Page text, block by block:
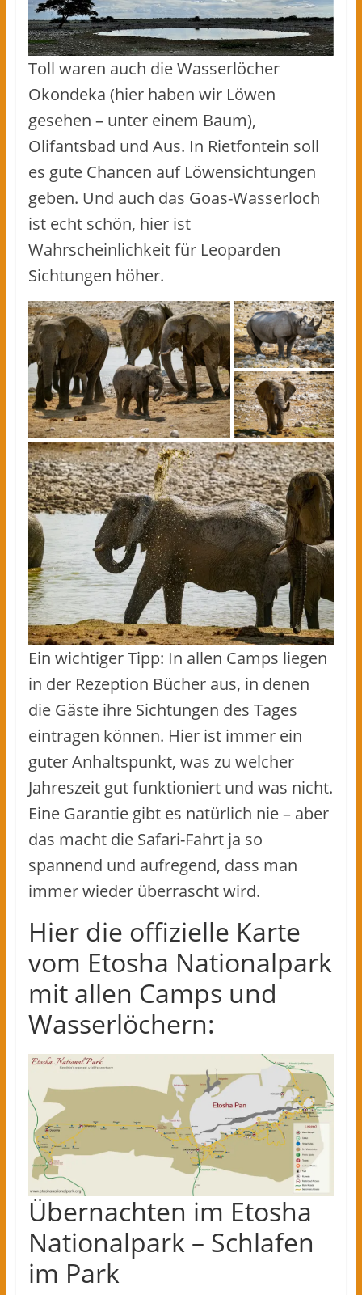
Toll waren auch die Wasserlöcher
Okondeka (hier haben wir Löwen
gesehen – unter einem Baum),
Olifantsbad und Aus. In Rietfontein soll
es gute Chancen auf Löwensichtungen
geben. Und auch das Goas-Wasserloch
ist echt schön, hier ist
Wahrscheinlichkeit für Leoparden
Sichtungen höher.
Ein wichtiger Tipp: In allen Camps liegen
in der Rezeption Bücher aus, in denen
die Gäste ihre Sichtungen des Tages
eintragen können. Hier ist immer ein
guter Anhaltspunkt, was zu welcher
Jahreszeit gut funktioniert und was nicht.
Eine Garantie gibt es natürlich nie – aber
das macht die Safari-Fahrt ja so
spannend und aufregend, dass man
immer wieder überrascht wird.
Hier die offizielle Karte
vom Etosha Nationalpark
mit allen Camps und
Wasserlöchern:
Übernachten im Etosha
Nationalpark – Schlafen
im Park